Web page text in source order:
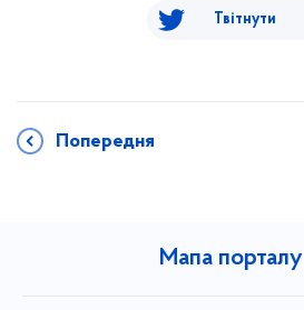
Твітнути
Попередня
Мапа порталу